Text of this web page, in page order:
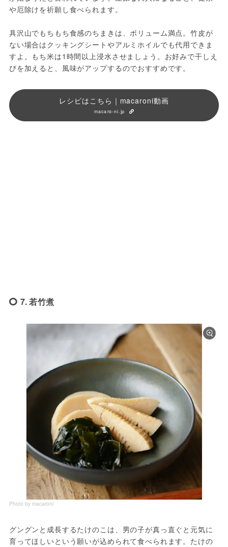
や厄除けを祈願し食べられます。
具沢山でもちもち食感のちまきは、ボリューム満点。竹皮が
ない場合はクッキングシートやアルミホイルでも代用できま
すよ。もち米は1時間以上浸水させましょう。お好みで干しえ
びを加えると、風味がアップするのでおすすめです。
レシピはこちら｜macaroni動画
macaro-ni.jp
7. 若竹煮
Photo by macaroni
グングンと成長するたけのこは、男の子が真っ直ぐと元気に
育ってほしいという願いが込められて食べられます。たけの